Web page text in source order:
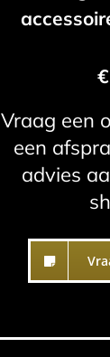
Vraag een
een
advies